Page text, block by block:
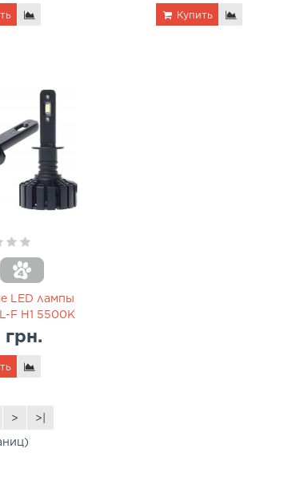
Купить
LED лампы
F H1 5500K
>
>|